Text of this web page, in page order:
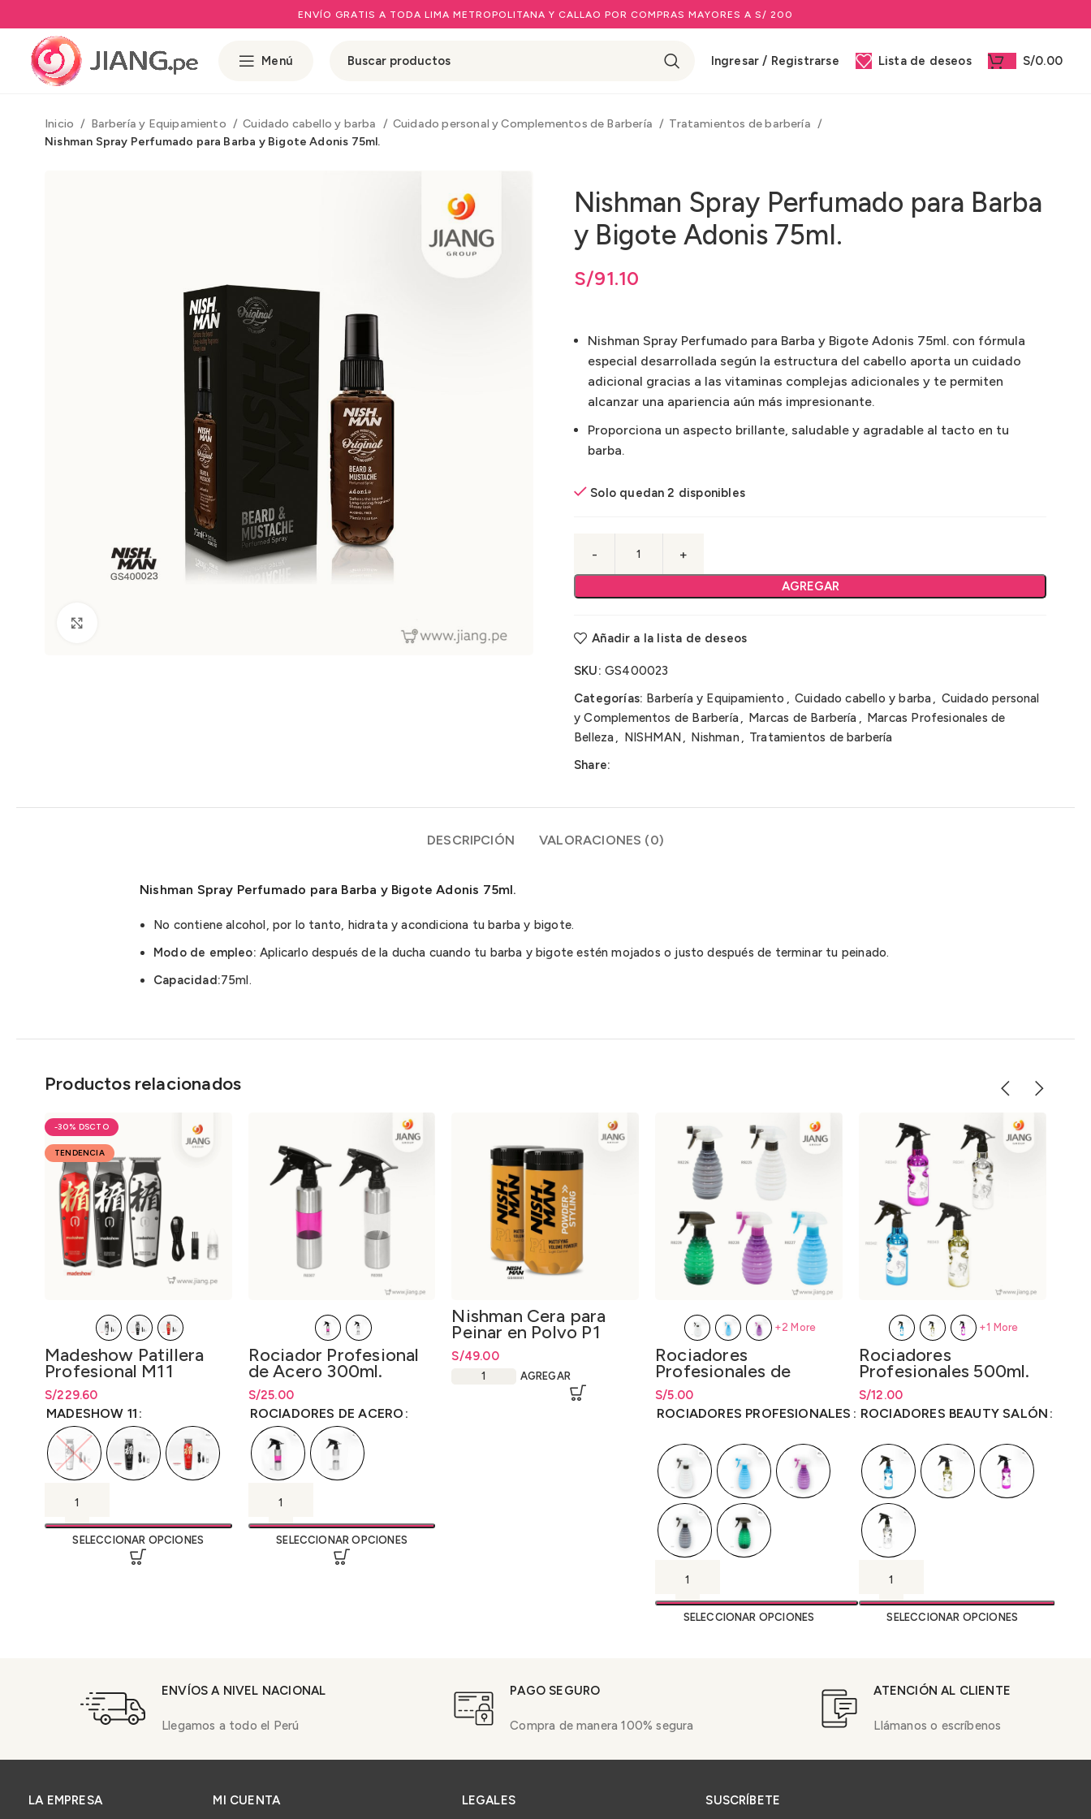
ENVÍO GRATIS A TODA LIMA METROPOLITANA Y CALLAO POR COMPRAS MAYORES A S/ 200
Menú Ingresar / Registrarse Lista de deseos S/0.00
Inicio Barbería y Equipamiento Cuidado cabello y barba Cuidado personal y Complementos de Barbería
Tratamientos de barbería
Nishman Spray Perfumado para Barba y Bigote Adonis 75ml.
Nishman Spray Perfumado para Barba
y Bigote Adonis 75ml.
S/91.10
Nishman Spray Perfumado para Barba y Bigote Adonis 75ml. con fórmula
especial desarrollada según la estructura del cabello aporta un cuidado
adicional gracias a las vitaminas complejas adicionales y te permiten
alcanzar una apariencia aún más impresionante.
Proporciona un aspecto brillante, saludable y agradable al tacto en tu
barba.
Solo quedan 2 disponibles
AGREGAR
Añadir a la lista de deseos
SKU: GS400023
Categorías: Barbería y Equipamiento , Cuidado cabello y barba, Cuidado personal
y Complementos de Barbería, Marcas de Barbería , Marcas Profesionales de
Belleza, NISHMAN, Nishman, Tratamientos de barbería
Share:
DESCRIPCIÓN VALORACIONES (0)
Nishman Spray Perfumado para Barba y Bigote Adonis 75ml.
No contiene alcohol, por lo tanto, hidrata y acondiciona tu barba y bigote.
Modo de empleo: Aplicarlo después de la ducha cuando tu barba y bigote estén mojados o justo después de terminar tu peinado.
Capacidad:75ml.
Productos relacionados
-30%
TENDENCIA
Madeshow Patillera
Profesional M11
S/229.60
Rango de precios: desde
S/229.60hastaS/
MADESHOW 11
SELECCIONAR OPCIONES
Rociador Profesional
de Acero 300ml.
S/25.00
Rango de precios: desde
S/25.00hastaS/25.00
ROCIADORES DE ACERO
SELECCIONAR OPCIONES
Nishman Cera para
Peinar en Polvo P1
Powder Hair Styling
Wax P1 20gr.
S/49.00
AGREGAR
Rociadores
Profesionales de
Peluquería 300ml.
S/5.00
Rango de precios: desde
hastaS/5.00
ROCIADORES PROFESIONALES
SELECCIONAR OPCIONES
+2 More
Rociadores
Profesionales 500ml.
S/12.00
Rango de precios: desde
hasta S/12.00
ROCIADORES BEAUTY SALÓN
SELECCIONAR OPCIONES
+1 More
ENVÍOS A NIVEL NACIONAL
Llegamos a todo el Perú
PAGO SEGURO
Compra de manera 100% segura
ATENCIÓN AL CLIENTE
Llámanos o escríbenos
LA EMPRESA MI CUENTA LEGALES SUSCRÍBETE